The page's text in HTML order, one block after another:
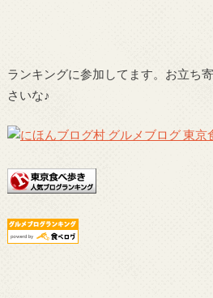
ランキングに参加してます。お立ち
さいな♪